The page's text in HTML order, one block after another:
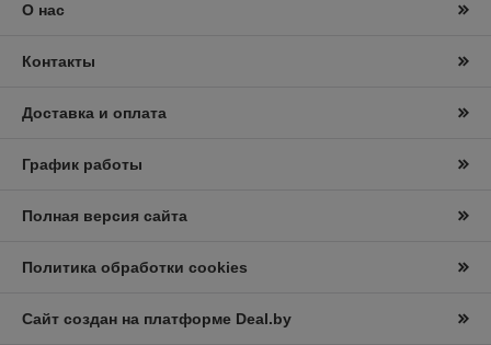
О нас
Контакты
Доставка и оплата
График работы
Полная версия сайта
Политика обработки cookies
Сайт создан на платформе Deal.by